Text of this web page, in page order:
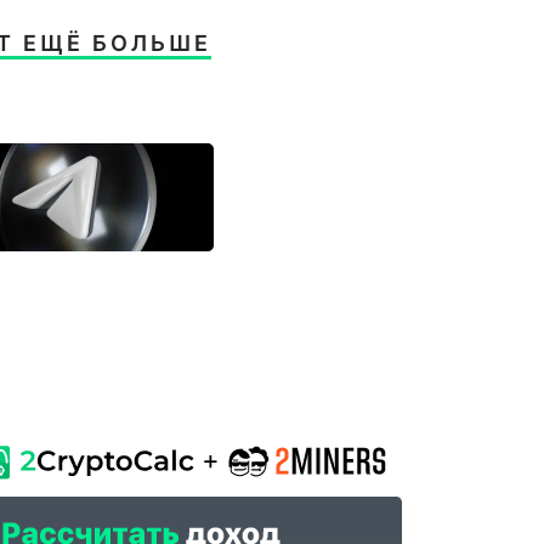
ЕЩЁ БОЛЬШЕ